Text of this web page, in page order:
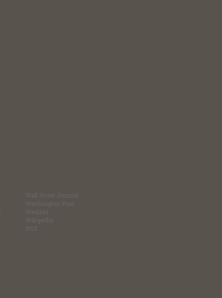
Wall Street Journal
Washington Post
Weather
Wikipedia
RSS